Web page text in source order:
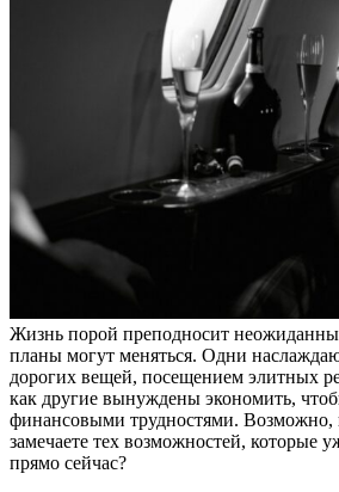
Жизнь порой преподносит
планы могут меняться. Одни
дорогих вещей, посещением элитных
как другие вынуждены экономить,
финансовыми трудностями. Возможно,
замечаете тех возможностей, которые
прямо сейчас?